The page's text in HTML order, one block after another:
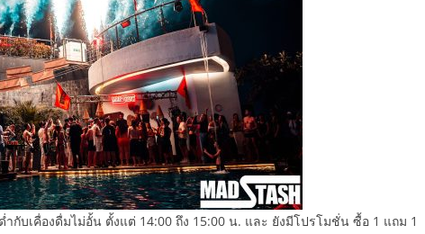
กับเคื่องดื่มไม่อั้น ตั้งแต่ 14:00 ถึง 15:00 น. และ ยังมีโปรโมชั่น ซื้อ 1 แถม 1